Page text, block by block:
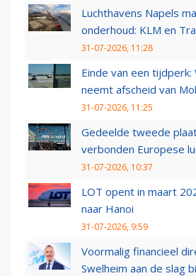
Luchthavens Napels
onderhoud: KLM en
31-07-2026, 11:28
Einde van een tijdperk:
neemt afscheid van
31-07-2026, 11:25
Gedeelde tweede
verbonden Europese
31-07-2026, 10:37
LOT opent in maart
naar Hanoi
31-07-2026, 9:59
Voormalig financieel
Swelheim aan de slag